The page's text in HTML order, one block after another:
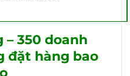
– 350 doanh
đặt hàng bao